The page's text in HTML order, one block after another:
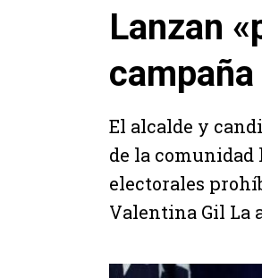
Lanzan
El alcalde y
de la comunidad
electorales
Valentina Gil La